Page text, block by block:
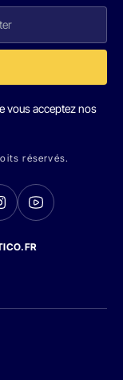
vous acceptez nos
réservés.